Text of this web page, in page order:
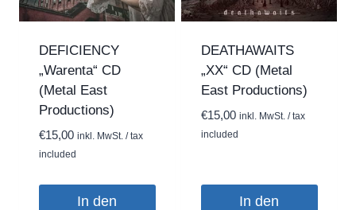
DEFICIENCY
„Warenta“ CD
(Metal East
Productions)
€15,00 inkl. MwSt. / tax
included
In den
DEATHAWAITS
„XX“ CD (Metal
East Productions)
€15,00 inkl. MwSt. / tax
included
In den